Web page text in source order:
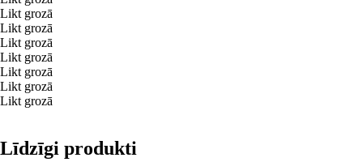
Likt grozā
Likt grozā
Likt grozā
Likt grozā
Likt grozā
Likt grozā
Likt grozā
Līdzīgi produkti